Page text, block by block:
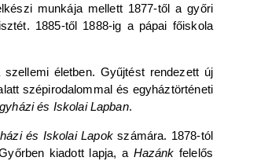
munkája mellett 1877-től a győri
1885-től 1888-ig a pápai főiskola
életben. Gyűjtést rendezett új
szépirodalommal és egyháztörténeti
és Iskolai Lapban.
és Iskolai Lapokszámára. 1878-tól
kiadott lapja, a Hazánk felelős